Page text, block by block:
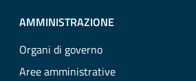
AMMINISTRAZIONE
Organi di governo
Aree amministrative